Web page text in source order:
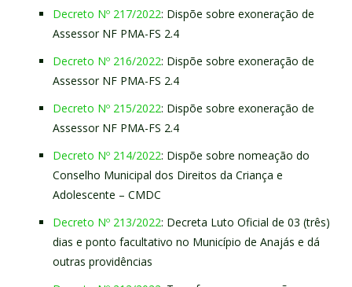
Decreto Nº 217/2022: Dispõe sobre exoneração de
Assessor NF PMA-FS 2.4
Decreto Nº 216/2022: Dispõe sobre exoneração de
Assessor NF PMA-FS 2.4
Decreto Nº 215/2022: Dispõe sobre exoneração de
Assessor NF PMA-FS 2.4
Decreto Nº 214/2022: Dispõe sobre nomeação do
Conselho Municipal dos Direitos da Criança e
Adolescente – CMDC
Decreto Nº 213/2022: Decreta Luto Oficial de 03 (três)
dias e ponto facultativo no Município de Anajás e dá
outras providências